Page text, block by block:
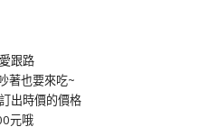
跟路
著也要來吃~
出時價的價格
元哦